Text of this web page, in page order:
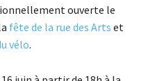
ouverte le
fête de la rue des Arts et
vélo.